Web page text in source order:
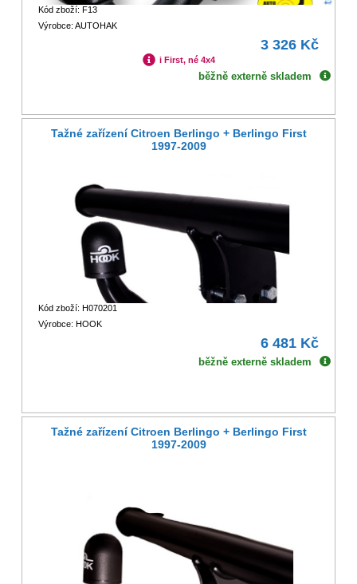
Kód zboží: F13
Výrobce: AUTOHAK
3 326 Kč
i First, né 4x4
běžně externě skladem
Tažné zařízení Citroen Berlingo + Berlingo First
1997-2009
Kód zboží: H070201
Výrobce: HOOK
6 481 Kč
běžně externě skladem
Tažné zařízení Citroen Berlingo + Berlingo First
1997-2009